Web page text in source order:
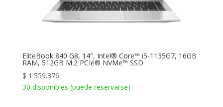
EliteBook 840 G8, 14″, Intel® Core™ i5-1135G7, 16GB
RAM, 512GB M.2 PCIe® NVMe™ SSD
$ 1.559.376
30 disponibles (puede reservarse)